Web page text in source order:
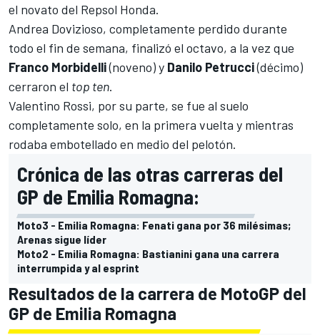
el novato del Repsol Honda.
Andrea Dovizioso, completamente perdido durante
todo el fin de semana, finalizó el octavo, a la vez que
Franco Morbidelli(noveno) y Danilo Petrucci(décimo)
cerraron el top ten.
Valentino Rossi, por su parte, se fue al suelo
completamente solo, en la primera vuelta y mientras
rodaba embotellado en medio del pelotón.
Crónica de las otras carreras del
GP de Emilia Romagna:
Moto3 - Emilia Romagna: Fenati gana por 36 milésimas;
Arenas sigue líder
Moto2 - Emilia Romagna: Bastianini gana una carrera
interrumpida y al esprint
Resultados de la carrera de MotoGP del
GP de Emilia Romagna